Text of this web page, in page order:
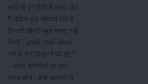
आदि भी इन दिनों में लगाए जाते
हैं लेकिन कुछ सब्ज्यिां ऐसी हैं
जिनकी कीमतें बहुुत ज्यादा नहीं
गिरतीं। इनकी अच्छी कीमत
पाने के लिए किसानों को छोटी
—छोटी तकनीकों पर काम
करना होगा। इन्हें अपनाने से